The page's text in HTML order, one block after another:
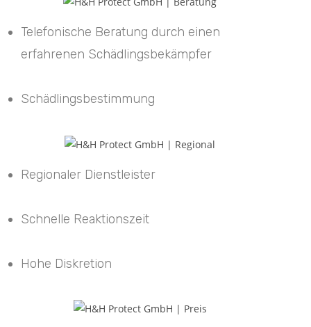
Telefonische Beratung durch einen
erfahrenen Schädlingsbekämpfer
Schädlingsbestimmung
Regionaler Dienstleister
Schnelle Reaktionszeit
Hohe Diskretion